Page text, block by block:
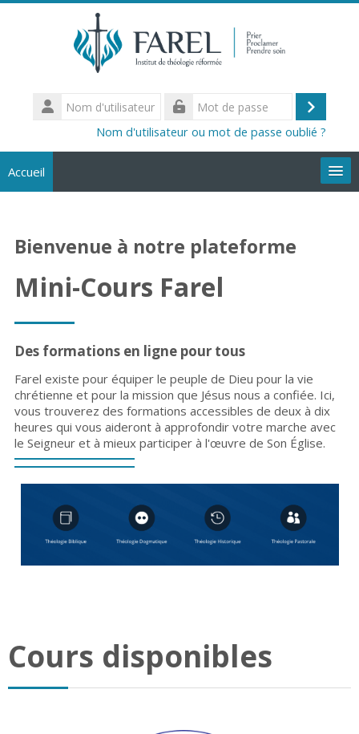
Passer au contenu principal
Nom
d'utilisateur
Nom d'utilisateur ou mot de passe oublié ?
Accueil
Rechercher
des
Bienvenue à notre plateforme
Mini-Cours Farel
Des formations en ligne pour tous
Farel existe pour équiper le peuple de Dieu pour la vie
chrétienne et pour la mission que Jésus nous a confiée. Ici,
vous trouverez des formations accessibles de deux à dix
heures qui vous aideront à approfondir votre marche avec
le Seigneur et à mieux participer à l'œuvre de Son Église.
Cours disponibles